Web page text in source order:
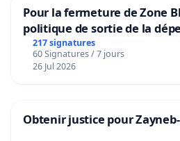
Pour la fermeture de Zone
politique de sortie de la
217 signatures
60 Signatures / 7 jours
26 Jul 2026
Obtenir justice pour